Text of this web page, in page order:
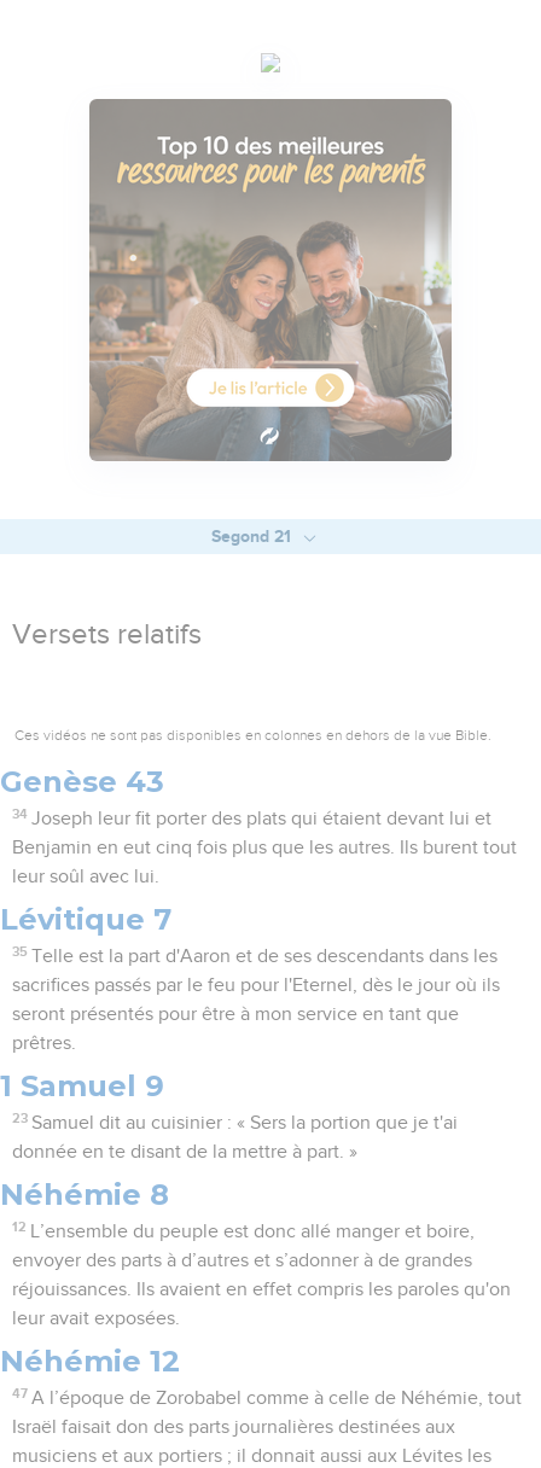
Segond 21
Versets relatifs
Ces vidéos ne sont pas disponibles en colonnes en dehors de la vue Bible.
Genèse 43
34 Joseph leur fit porter des plats qui étaient devant lui et
Benjamin en eut cinq fois plus que les autres. Ils burent tout
leur soûl avec lui.
Lévitique 7
35 Telle est la part d'Aaron et de ses descendants dans les
sacrifices passés par le feu pour l'Eternel, dès le jour où ils
seront présentés pour être à mon service en tant que
prêtres.
1 Samuel 9
23 Samuel dit au cuisinier : « Sers la portion que je t'ai
donnée en te disant de la mettre à part. »
Néhémie 8
12
L’ensemble du peuple est donc allé manger et boire,
envoyer des parts à d’autres et s’adonner à de grandes
réjouissances. Ils avaient en effet compris les paroles qu'on
leur avait exposées.
Néhémie 12
47 A l’époque de Zorobabel comme à celle de Néhémie, tout
Israël faisait don des parts journalières destinées aux
musiciens et aux portiers ; il donnait aussi aux Lévites les